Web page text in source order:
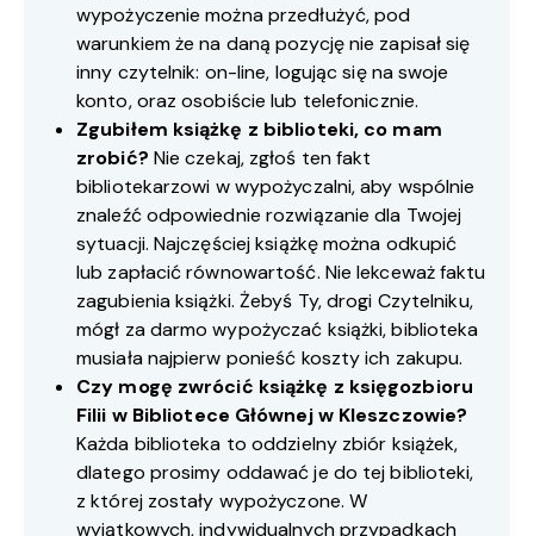
wypożyczenie można przedłużyć, pod
warunkiem że na daną pozycję nie zapisał się
inny czytelnik: on-line, logując się na swoje
konto, oraz osobiście lub telefonicznie.
Zgubiłem książkę z biblioteki, co mam
zrobić? Nie czekaj, zgłoś ten fakt
bibliotekarzowi w wypożyczalni, aby wspólnie
znaleźć odpowiednie rozwiązanie dla Twojej
sytuacji. Najczęściej książkę można odkupić
lub zapłacić równowartość. Nie lekceważ faktu
zagubienia książki. Żebyś Ty, drogi Czytelniku,
mógł za darmo wypożyczać książki, biblioteka
musiała najpierw ponieść koszty ich zakupu.
Czy mogę zwrócić książkę z księgozbioru
Filii w Bibliotece Głównej w Kleszczowie?
Każda biblioteka to oddzielny zbiór książek,
dlatego prosimy oddawać je do tej biblioteki,
z której zostały wypożyczone. W
wyjątkowych, indywidualnych przypadkach